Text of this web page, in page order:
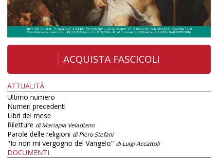
ACQUISTA FASCICOLI
ATTUALITÀ
Ultimo numero
Numeri precedenti
Libri del mese
Riletture di Mariapia Veladiano
Parole delle religioni di Piero Stefani
"Io non mi vergogno del Vangelo" di Luigi Accattoli
DOCUMENTI